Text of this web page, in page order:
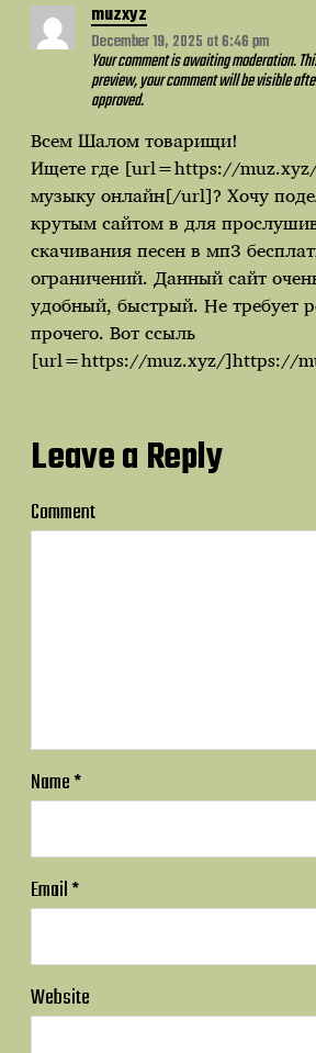
muzxyz
December 19, 2025 at 6:46 pm
Your comment is awaiting moderation.
preview, your comment will be visible
approved.
Всем Шалом товарищи!
Ищете где [url=https://
музыку онлайн[/url]? Хочу
крутым сайтом в для
скачивания песен в мп3
ограничений. Данный сайт
удобный, быстрый. Не требует
прочего. Вот ссыль
[url=https://muz.xyz/]https://
Leave a Reply
Comment
Name*
Email*
Website